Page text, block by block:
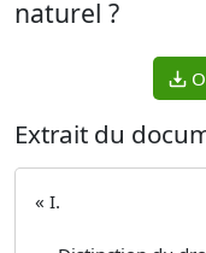
naturel ?
Extrait du
« I.